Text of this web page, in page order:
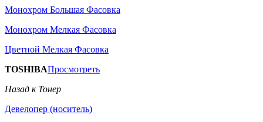
Монохром Большая Фасовка
Монохром Мелкая Фасовка
Цветной Мелкая Фасовка
TOSHIBAПросмотреть
Назад к Тонер
Девелопер (носитель)